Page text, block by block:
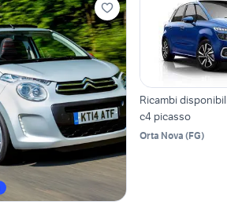
Ricambi
c4 picasso
Orta Nova (FG)